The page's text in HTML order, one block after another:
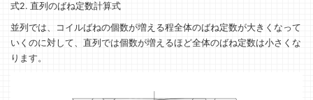
式2. 直列のばね定数計算式
並列では、コイルばねの個数が増える程全体のばね定数が大きくなって
いくのに対して、直列では個数が増えるほど全体のばね定数は小さくな
ります。